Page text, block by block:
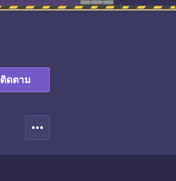
ติดตาม
more_horiz